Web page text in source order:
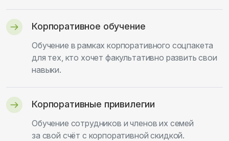
Корпоративное обучение
Обучение в рамках корпоративного соцпакета
для тех, кто хочет факультативно развить свои
навыки.
Корпоративные привилегии
Обучение сотрудников и членов их семей
за свой счёт с корпоративной скидкой.